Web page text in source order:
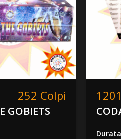
252 Colpi
GOBIETS